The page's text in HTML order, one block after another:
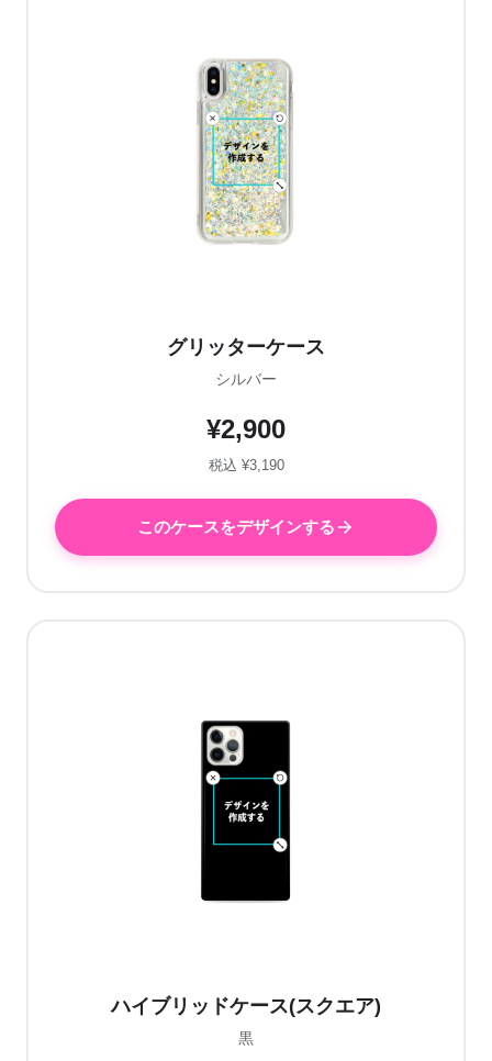
グリッターケース
シルバー
¥2,900
税込 ¥3,190
このケースをデザインする
ハイブリッドケース(スクエア)
黒